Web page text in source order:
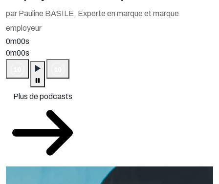
par Pauline BASILE, Experte en marque et marque
employeur
0m00s
0m00s
Plus de podcasts